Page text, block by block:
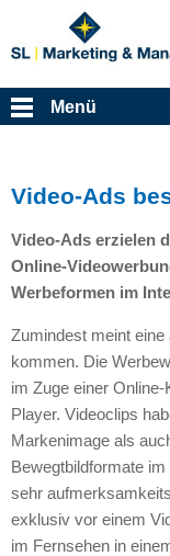
Menü
Video-Ads
Video-Ads erzielen
Online-
Werbeformen im
Zumindest meint
kommen. Die
im Zuge einer
Player. Videoclips
Markenimage als
Bewegtbildformate
sehr
exklusiv vor einem
im Fernsehen in